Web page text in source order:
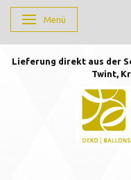
Anzeige ändern
Menü
Lieferung direkt aus der
Twint,